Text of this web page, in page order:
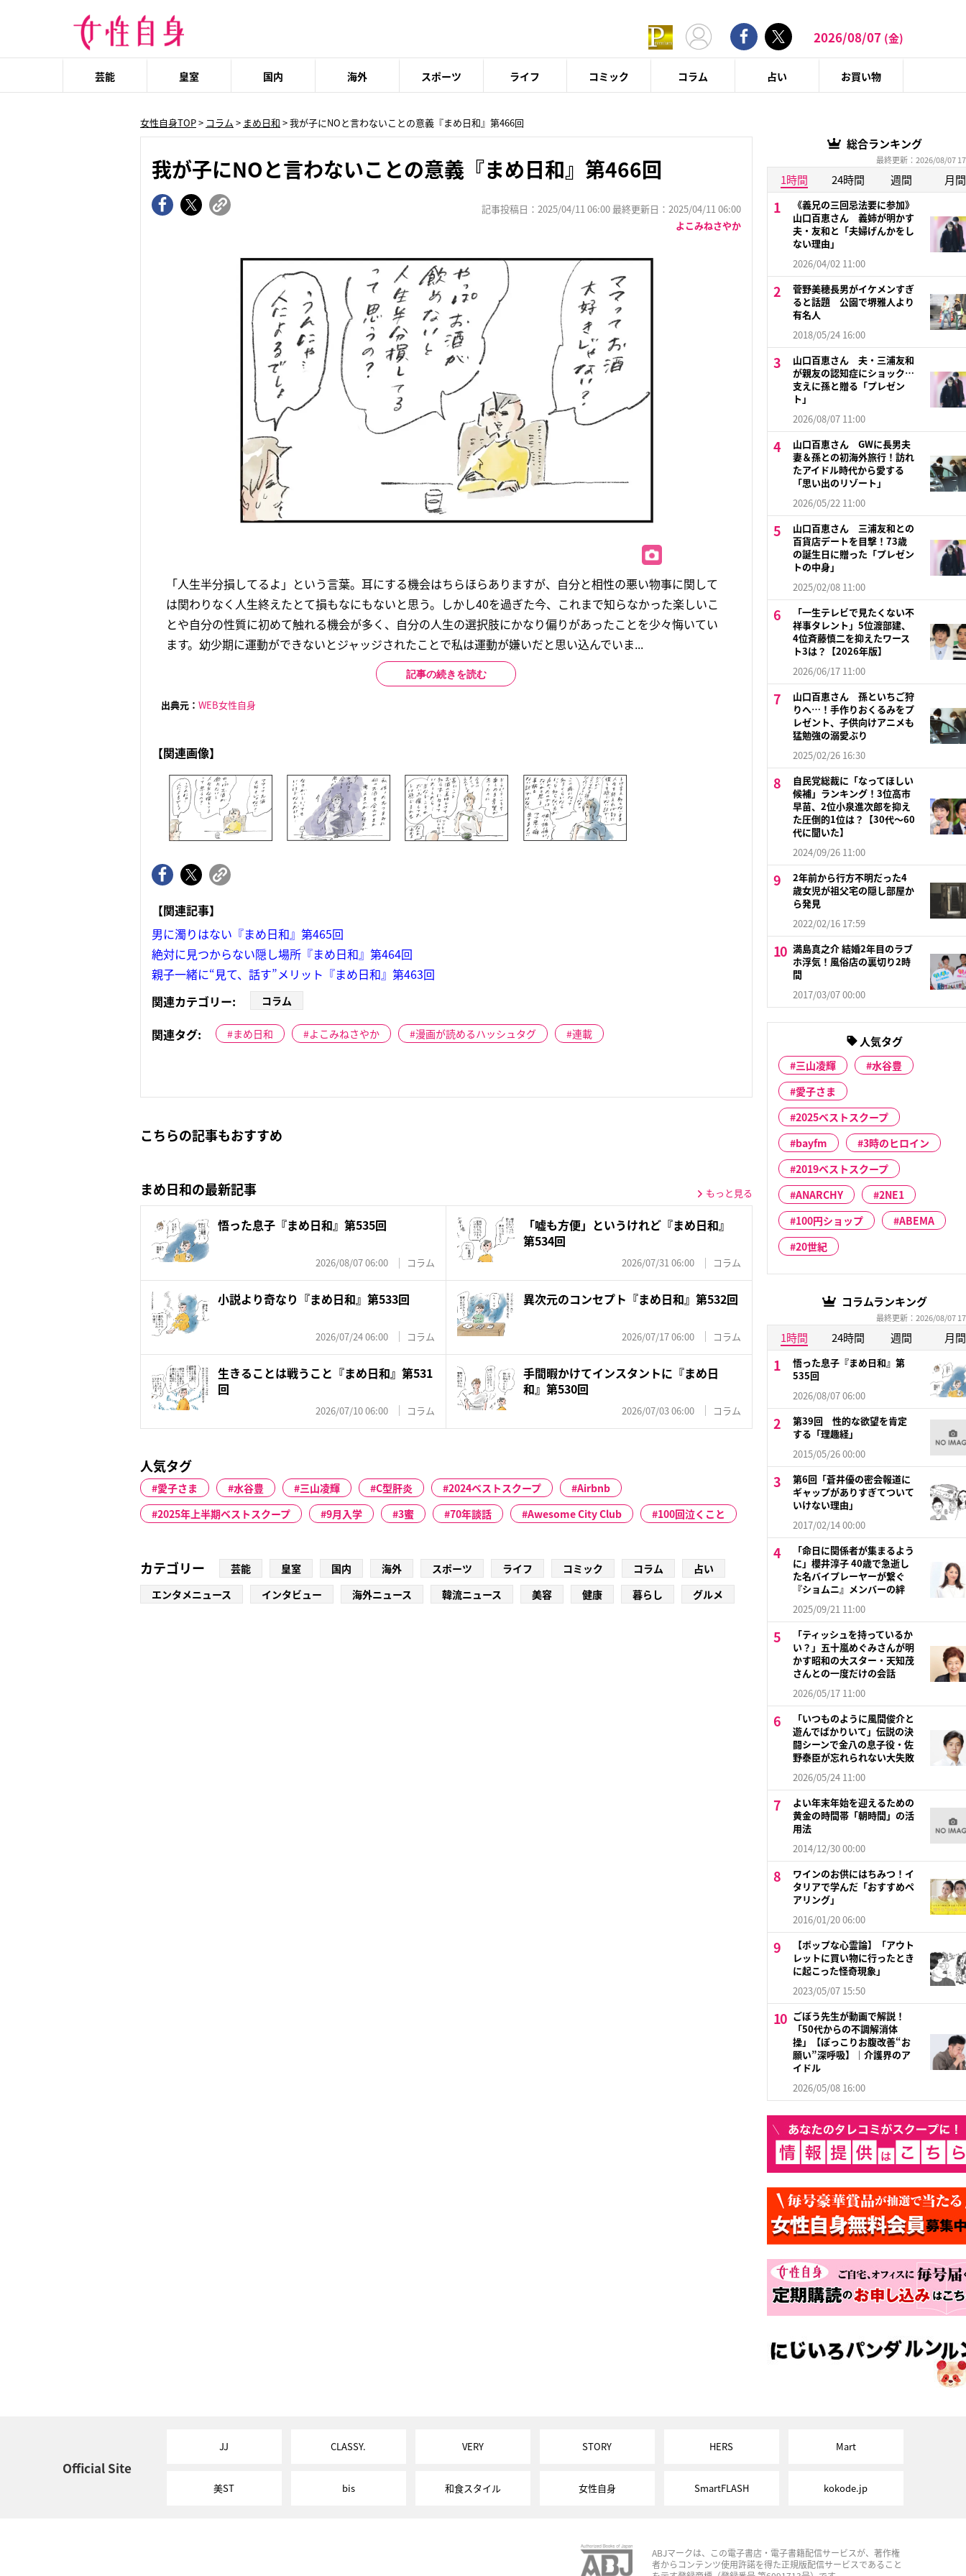
2026/08/07 (金)
芸能 皇室 国内 海外 スポーツ ライフ コミック コラム 占い お買い物
女性自身TOP> コラム > まめ日和 > 我が子にNOと言わないことの意義『まめ日和』第466回
我が子にNOと言わないことの意義『まめ日和』第466回
記事投稿日：2025/04/11 06:00 最終更新日：2025/04/11 06:00
よこみねさやか
「人生半分損してるよ」という言葉。耳にする機会はちらほらありますが、自分と相性の悪い物事に関して
は関わりなく人生終えたとて損もなにもないと思う。しかし40を過ぎた今、これまで知らなかった楽しいこ
とや自分の性質に初めて触れる機会が多く、自分の人生の選択肢にかなり偏りがあったことを少々悔いてい
ます。幼少期に運動ができないとジャッジされたことで私は運動が嫌いだと思い込んでいま...
記事の続きを読む
出典元： WEB女性自身
【関連画像】
【関連記事】
男に濁りはない『まめ日和』第465回
絶対に見つからない隠し場所『まめ日和』第464回
親子一緒に“見て、話す”メリット『まめ日和』第463回
関連カテゴリー:
コラム
関連タグ: まめ日和 よこみねさやか 漫画が読めるハッシュタグ 連載
こちらの記事もおすすめ
まめ日和の最新記事 もっと見る
悟った息子『まめ日和』第535回
2026/08/07 06:00 コラム
「嘘も方便」というけれど『まめ日和』
第534回
2026/07/31 06:00 コラム
小説より奇なり『まめ日和』第533回
2026/07/24 06:00 コラム
異次元のコンセプト『まめ日和』第532回
2026/07/17 06:00 コラム
生きることは戦うこと『まめ日和』第531
回
2026/07/10 06:00 コラム
手間暇かけてインスタントに『まめ日
和』第530回
2026/07/03 06:00 コラム
人気タグ
愛子さま 水谷豊 三山凌輝 C型肝炎 2024ベストスクープ
Airbnb
2025年上半期ベストスクープ
9月入学 3蜜 70年談話 Awesome City Club 100回泣くこと
カテゴリー 芸能 皇室 国内 海外 スポーツ ライフ コミック コラム
占い
エンタメニュース
インタビュー 海外ニュース 韓流ニュース 美容 健康 暮らし グルメ
総合ランキング
最終更新：2026/08/07
1時間 24時間 週間 月間
《義兄の三回忌法要に参加》
山口百恵さん 義姉が明かす
夫・友和と「夫婦げんかをし
ない理由」
2026/04/02 11:00
菅野美穂長男がイケメンすぎ
ると話題 公園で堺雅人より
有名人
2018/05/24 16:00
山口百恵さん 夫・三浦友和
が親友の認知症にショック…
支えに孫と贈る「プレゼン
ト」
2026/08/07 11:00
山口百恵さん GWに長男夫
妻＆孫との初海外旅行！訪れ
たアイドル時代から愛する
「思い出のリゾート」
2026/05/22 11:00
山口百恵さん 三浦友和との
百貨店デートを目撃！73歳
の誕生日に贈った「プレゼン
トの中身」
2025/02/08 11:00
「一生テレビで見たくない不
祥事タレント」5位渡部建、
4位斉藤慎二を抑えたワース
ト3は？【2026年版】
2026/06/17 11:00
山口百恵さん 孫といちご狩
りへ…！手作りおくるみをプ
レゼント、子供向けアニメも
猛勉強の溺愛ぶり
2025/02/26 16:30
自民党総裁に「なってほしい
候補」ランキング！3位高市
早苗、2位小泉進次郎を抑え
た圧倒的1位は？【30代〜60
代に聞いた】
2024/09/26 11:00
2年前から行方不明だった4
歳女児が祖父宅の隠し部屋か
ら発見
2022/02/16 17:59
満島真之介 結婚2年目のラブ
ホ浮気！風俗店の裏切り2時
間
2017/03/07 00:00
人気タグ
三山凌輝
水谷豊
愛子さま
2025ベストスクープ
bayfm
3時のヒロイン
2019ベストスクープ
ANARCHY
2NE1
100円ショップ
ABEMA
20世紀
コラムランキング
最終更新：2026/08/07
1時間 24時間 週間 月間
悟った息子『まめ日和』第
535回
2026/08/07 06:00
第39回 性的な欲望を肯定
する「理趣経」
2015/05/26 00:00
第6回「蒼井優の密会報道に
ギャップがありすぎてついて
いけない理由」
2017/02/14 00:00
「命日に関係者が集まるよう
に」櫻井淳子 40歳で急逝し
た名バイプレーヤーが繋ぐ
『ショムニ』メンバーの絆
2025/09/21 11:00
「ティッシュを持っているか
い？」五十嵐めぐみさんが明
かす昭和の大スター・天知茂
さんとの一度だけの会話
2026/05/17 11:00
「いつものように風間俊介と
遊んでばかりいて」伝説の決
闘シーンで金八の息子役・佐
野泰臣が忘れられない大失敗
2026/05/24 11:00
よい年末年始を迎えるための
黄金の時間帯「朝時間」の活
用法
2014/12/30 00:00
ワインのお供にはちみつ！イ
タリアで学んだ「おすすめペ
アリング」
2016/01/20 06:00
【ポップな心霊論】「アウト
レットに買い物に行ったとき
に起こった怪奇現象」
2023/05/07 15:50
ごぼう先生が動画で解説！
「50代からの不調解消体
操」【ぽっこりお腹改善“お
願い”深呼吸】｜介護界のア
イドル
2026/05/08 16:00
Official Site
JJ CLASSY. VERY STORY HERS Mart
美ST bis 和食スタイル 女性自身 SmartFLASH kokode.jp
ABJマークは、この電子書店・電子書籍配信サービスが、著作権
者からコンテンツ使用許諾を得た正規版配信サービスであること